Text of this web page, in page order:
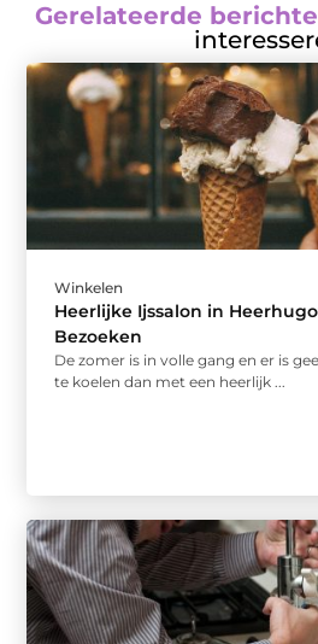
Gerelateerde
Winkelen
Heerlijke Ijssalon in
Bezoeken
De zomer is in volle gang en er is
te koelen dan met een heerlijk ...